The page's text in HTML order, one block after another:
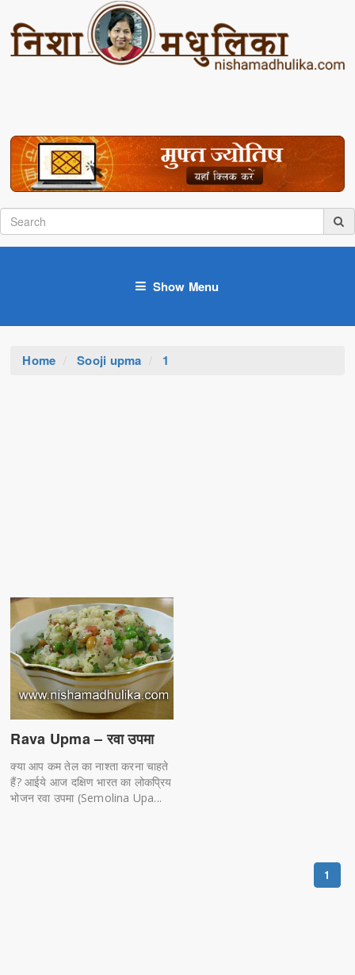
Show Menu
Home Sooji upma 1
Rava Upma – रवा उपमा
क्या आप कम तेल का नाश्ता करना चाहते
हैं? आईये आज दक्षिण भारत का लोकप्रिय
भोजन रवा उपमा (Semolina Upa...
1